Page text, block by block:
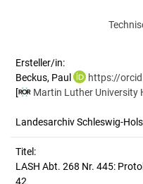
Ersteller/in:
Beckus, Paul
https://
[
Martin Luther University
Landesarchiv Schleswig-
Titel:
LASH Abt. 268 Nr. 445:
42